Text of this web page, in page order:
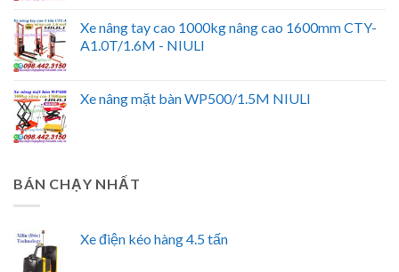
Xe nâng tay cao 1000kg nâng cao 1600mm CTY-
A1.0T/1.6M - NIULI
Xe nâng mặt bàn WP500/1.5M NIULI
BÁN CHẠY NHẤT
Xe điện kéo hàng 4.5 tấn